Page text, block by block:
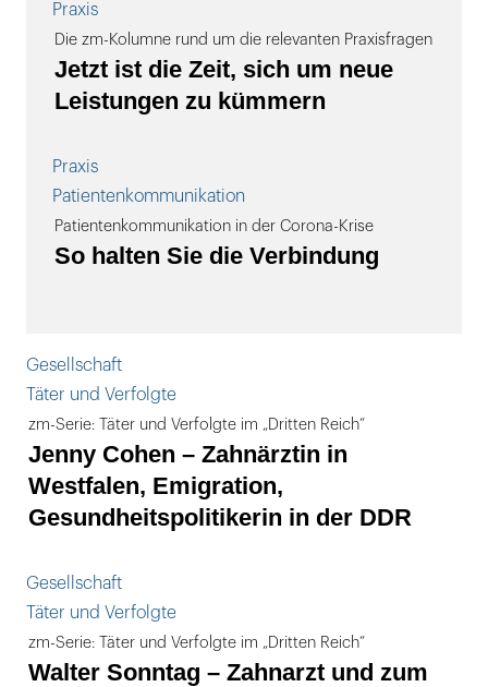
Praxis
Die zm-Kolumne rund um die relevanten Praxisfragen
Jetzt ist die Zeit, sich um neue
Leistungen zu kümmern
Praxis
Patientenkommunikation
Patientenkommunikation in der Corona-Krise
So halten Sie die Verbindung
Gesellschaft
Täter und Verfolgte
zm-Serie: Täter und Verfolgte im „Dritten Reich“
Jenny Cohen – Zahnärztin in
Westfalen, Emigration,
Gesundheitspolitikerin in der DDR
Gesellschaft
Täter und Verfolgte
zm-Serie: Täter und Verfolgte im „Dritten Reich“
Walter Sonntag – Zahnarzt und zum